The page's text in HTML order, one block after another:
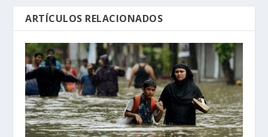
ARTÍCULOS RELACIONADOS